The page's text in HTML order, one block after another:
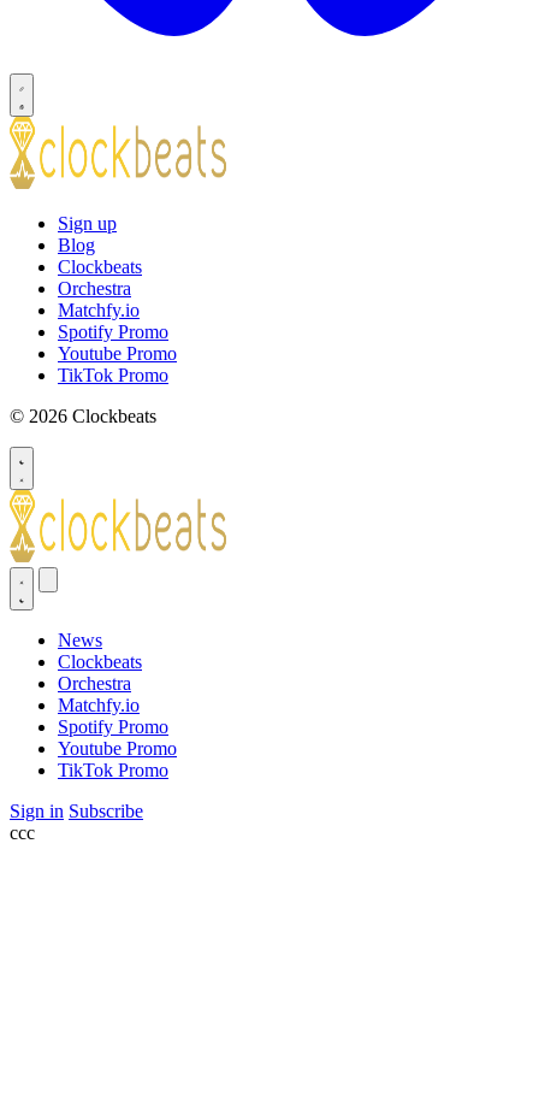
Sign up
Blog
Clockbeats
Orchestra
Matchfy.io
Spotify Promo
Youtube Promo
TikTok Promo
© 2026 Clockbeats
News
Clockbeats
Orchestra
Matchfy.io
Spotify Promo
Youtube Promo
TikTok Promo
Sign in Subscribe
ссс